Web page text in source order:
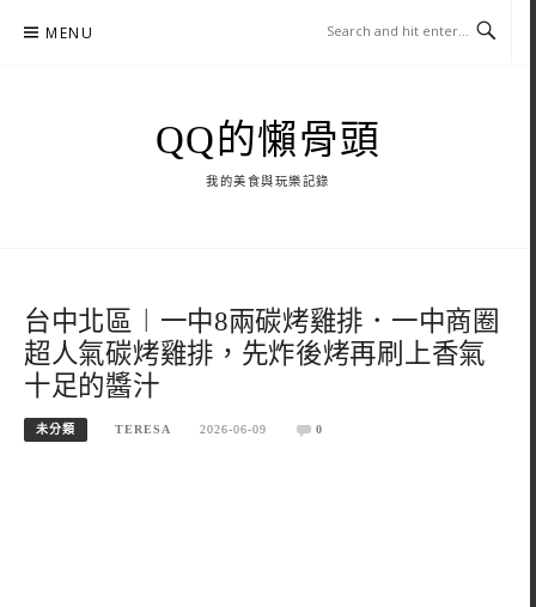
MENU
QQ的懶骨頭
我的美食與玩樂記錄
台中北區︱一中8兩碳烤雞排．一中商圈
超人氣碳烤雞排，先炸後烤再刷上香氣
十足的醬汁
未分類 TERESA 2026-06-09 0